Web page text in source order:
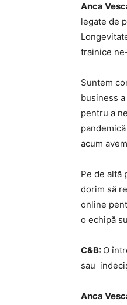
Anca
legate de
trainice
Suntem
business
pentru a
acum
Pe de altă
dorim să
online
o echipă
C&B: O
sau
Anca